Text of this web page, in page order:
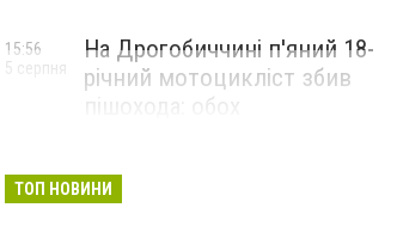
На Дрогобиччині п'яний 18-
річний мотоцикліст збив
пішохода: обох
15:56
5 серпня
ТОП НОВИНИ